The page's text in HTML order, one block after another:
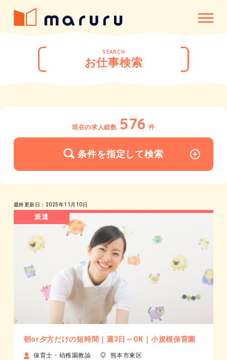
SEARCH
お仕事検索
現在の求人総数 576 件
条件を指定して検索
最終更新日：2025年11月10日
派遣
朝or夕方だけの短時間｜週3日～OK｜小規模保育園
保育士・幼稚園教諭 熊本市東区